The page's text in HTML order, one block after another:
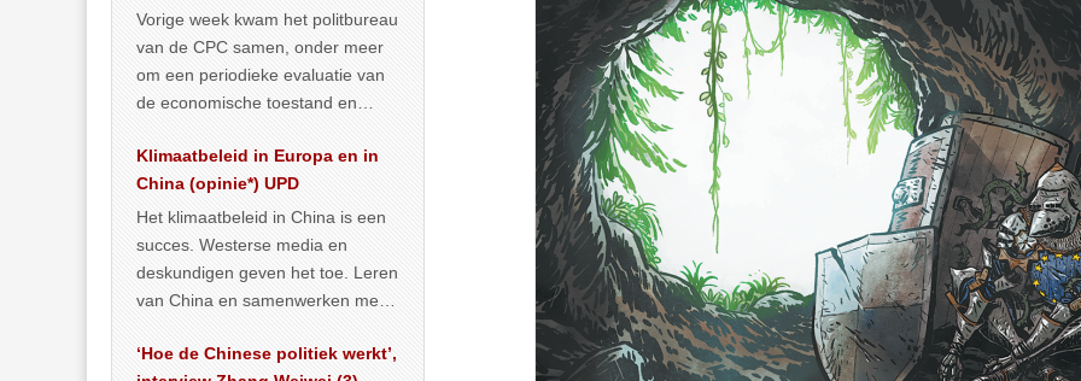
China de economische
situatie?
Vorige week kwam het politbureau
van de CPC samen, onder meer
om een periodieke evaluatie van
de economische toestand en
publiceerden… >> lees meer
Klimaatbeleid in Europa en in
China (opinie*) UPD
Het klimaatbeleid in China is een
succes. Westerse media en
deskundigen geven het toe. Leren
van China en samenwerken met
… >> lees meer
‘Hoe de Chinese politiek werkt’,